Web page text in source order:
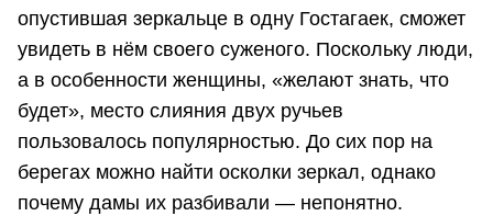
опустившая зеркальце в одну Гостагаек, сможет
увидеть в нём своего суженого. Поскольку люди,
а в особенности женщины, «желают знать, что
будет», место слияния двух ручьев
пользовалось популярностью. До сих пор на
берегах можно найти осколки зеркал, однако
почему дамы их разбивали — непонятно.